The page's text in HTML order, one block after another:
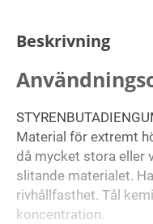
Beskrivning
Material för extremt
då mycket stora eller
slitande materialet.
rivhållfasthet. Tål
koncentration.